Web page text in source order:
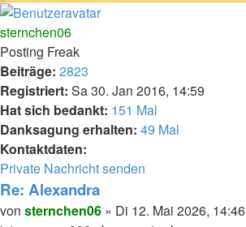
Nach
oben
sternchen06
Posting Freak
Beiträge: 2823
Registriert: Sa 30. Jan 2016, 14:59
Hat sich bedankt: 151 Mal
Danksagung erhalten: 49 Mal
Kontaktdaten:
Kontaktdaten
von
sternchen06
Private Nachricht senden
Re: Alexandra
Melden
Zitieren
Beitrag
von sternchen06 » Di 12. Mai 2026, 14:46